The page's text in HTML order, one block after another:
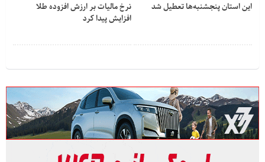
این استان پنجشنبه‌ها تعطیل شد
نرخ مالیات بر ارزش افزوده طلا
افزایش پیدا کرد